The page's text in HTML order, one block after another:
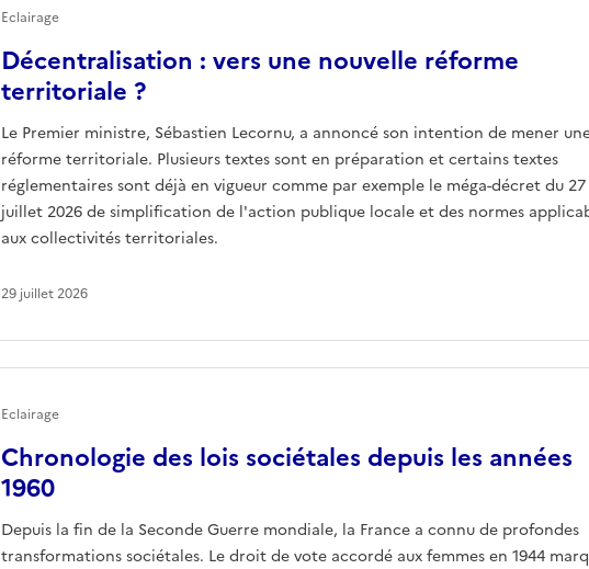
Décentralisation : vers une nouvelle réforme
territoriale ?
Le Premier ministre, Sébastien Lecornu, a annoncé son intention de mener
réforme territoriale. Plusieurs textes sont en préparation et certains textes
réglementaires sont déjà en vigueur comme par exemple le méga-décret du 27
juillet 2026 de simplification de l'action publique locale et des normes
aux collectivités territoriales.
Eclairage
29 juillet 2026
Chronologie des lois sociétales depuis les années
1960
Depuis la fin de la Seconde Guerre mondiale, la France a connu de profondes
transformations sociétales. Le droit de vote accordé aux femmes en 1944
Eclairage